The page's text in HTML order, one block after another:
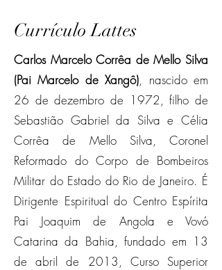
Currículo Lattes
Carlos Marcelo Corrêa de Mello Silva
(Pai Marcelo de Xangô), nascido em
26 de dezembro de 1972, filho de
Sebastião Gabriel da Silva e Célia
Corrêa de Mello Silva, Coronel
Reformado do Corpo de Bombeiros
Militar do Estado do Rio de Janeiro. É
Dirigente Espiritual do Centro Espírita
Pai Joaquim de Angola e Vovó
Catarina da Bahia, fundado em 13
de abril de 2013, Curso Superior